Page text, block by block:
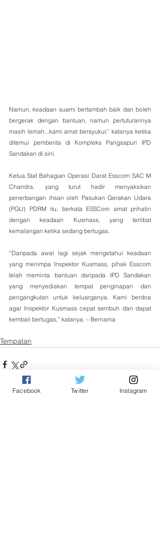
Namun, keadaan suami bertambah baik dan boleh
bergerak dengan bantuan, namun pertuturannya
masih lemah...kami amat bersyukur,” katanya ketika
ditemui pemberita di Kompleks Pangsapuri IPD
Sandakan di sini.
Ketua Staf Bahagian Operasi Darat Esscom SAC M
Chandra, yang turut hadir menyaksikan
penerbangan ihsan oleh Pasukan Gerakan Udara
(PGU) PDRM itu, berkata ESSCom amat prihatin
dengan keadaan Kusmass, yang terlibat
kemalangan ketika sedang bertugas.
“Daripada awal lagi sejak mengetahui keadaan
yang menimpa Inspektor Kusmass, pihak Esscom
telah meminta bantuan daripada IPD Sandakan
yang menyediakan tempat penginapan dan
pengangkutan untuk keluarganya. Kami berdoa
agar Inspektor Kusmass cepat sembuh dan dapat
kembali bertugas,” katanya. – Bernama
Tempatan
Facebook Twitter Instagram